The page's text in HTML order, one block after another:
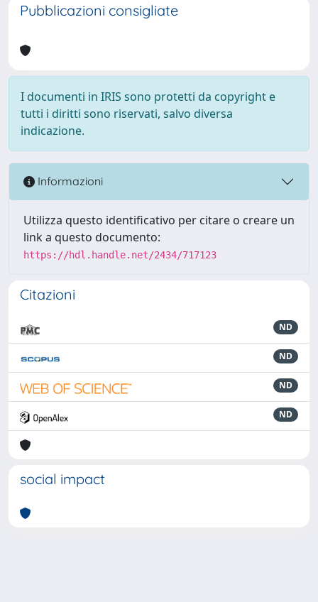
Pubblicazioni consigliate
I documenti in IRIS sono protetti da copyright e
tutti i diritti sono riservati, salvo diversa
indicazione.
Informazioni
Utilizza questo identificativo per citare o creare un
link a questo documento:
https://hdl.handle.net/2434/717123
Citazioni
ND
ND
ND
ND
social impact